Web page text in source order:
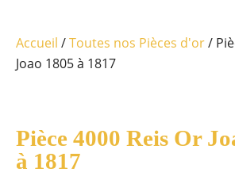
Accueil /Toutes nos Pièces d'or/
Joao 1805 à 1817
Pièce 4000 Reis Or
à 1817